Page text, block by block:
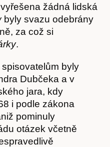
žádná lidská
byly svazu odebrány
za což si
.
byly
Dubčeka a v
jara, kdy
i podle zákona
pominuly
otázek včetně